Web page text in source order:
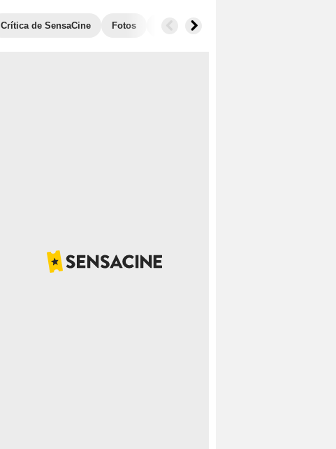
Crítica de SensaCine Fotos Banda sonora